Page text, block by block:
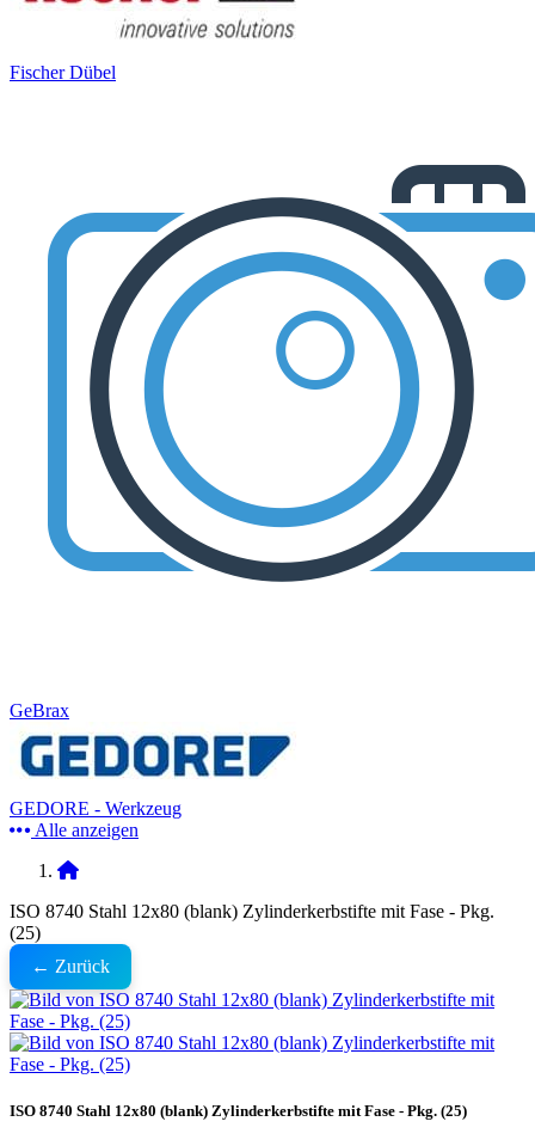
Fischer Dübel
GeBrax
GEDORE - Werkzeug
Alle anzeigen
ISO 8740 Stahl 12x80 (blank) Zylinderkerbstifte mit Fase - Pkg.
(25)
← Zurück
ISO 8740 Stahl 12x80 (blank) Zylinderkerbstifte mit Fase - Pkg. (25)